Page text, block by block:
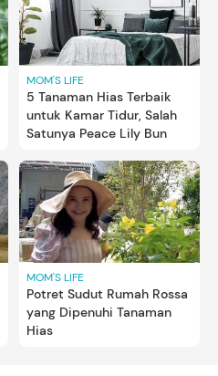
MOM'S LIFE
5 Tanaman Hias Terbaik
untuk Kamar Tidur, Salah
Satunya Peace Lily Bun
MOM'S LIFE
Potret Sudut Rumah Rossa
yang Dipenuhi Tanaman
Hias